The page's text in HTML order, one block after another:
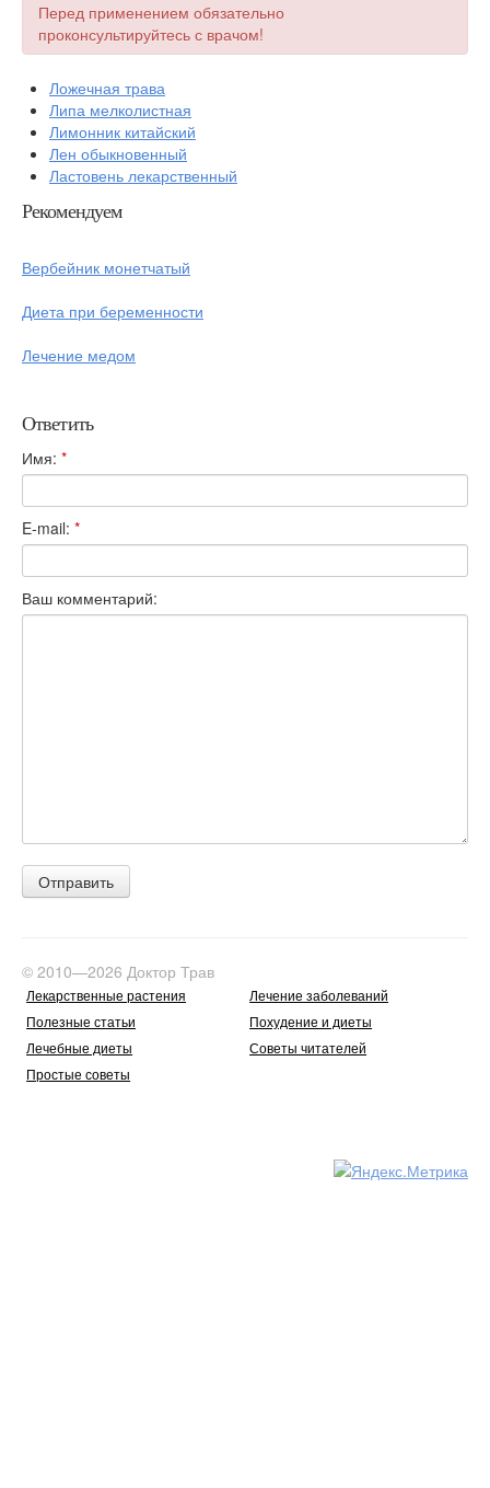
Перед применением обязательно
проконсультируйтесь с врачом!
Ложечная трава
Липа мелколистная
Лимонник китайский
Лен обыкновенный
Ластовень лекарственный
Рекомендуем
Вербейник монетчатый
Диета при беременности
Лечение медом
Ответить
Имя: *
E-mail: *
Ваш комментарий:
© 2010—2026 Доктор Трав
Лекарственные растения
Лечение заболеваний
Полезные статьи
Похудение и диеты
Лечебные диеты
Советы читателей
Простые советы